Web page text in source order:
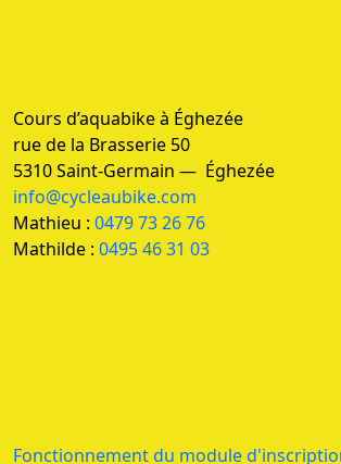
Cours d’aquabike à Éghezée
rue de la Brasserie 50
5310 Saint-Germain — Éghezée
info@cycleaubike.com
Mathieu : 0479 73 26 76
Mathilde : 0495 46 31 03
Fonctionnement du module